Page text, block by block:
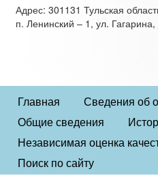
Адрес: 301131 Тульская
п. Ленинский – 1, ул.
Главная
Сведения об
Общие сведения
Независимая оценка
Поиск по сайту